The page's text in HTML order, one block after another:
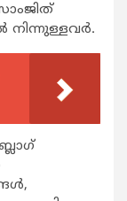
നിന്നുള്ളവര്‍.